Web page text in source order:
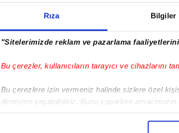
Rıza Bilgiler
"Sitelerimizde reklam ve pazarlama
Bu çerezler, kullanıcıların tarayıcı ve cihazlarını
Bu çerezlere izin vermeniz halinde sizlere özel
deneyimi yaşatabiliriz. Bunu yaparken
içerikleri sunabilmek adına elimizden gelen
noktasında tek gelir kalemimiz olduğunu sizlere
#ALTAY BAYINDIR #İRFAN CAN EĞRİBAYAT
#MİGUEL CRESPO #JAYDEN OOSTERWOLDE
Sabah.com.tr Uygulamamızı